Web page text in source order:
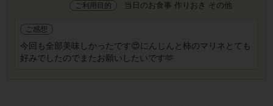
ご利用目的 当日のお食事 作りおき その他
ご感想
今回も全部美味しかったです😍にんじんと柿のマリネとても
好みでしたのでまたお願いしたいです🫶